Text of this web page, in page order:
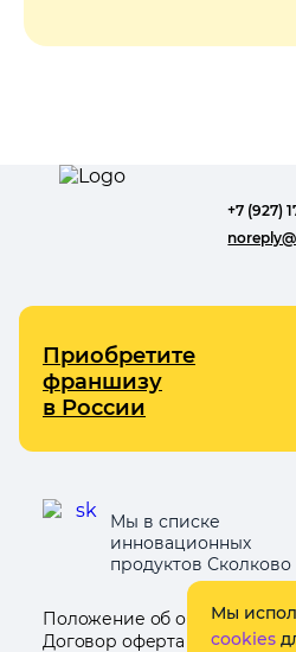
+7 (927)
Приобретите
франшизу
в России
Мы в списке
инновационных
продуктов Сколково
Положение об обработке
Договор оферта
Мы
cookies